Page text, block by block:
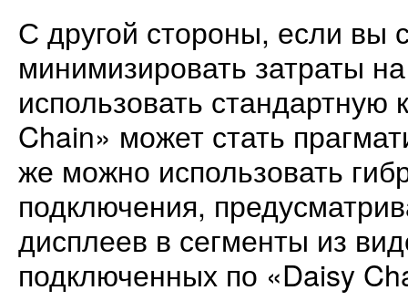
С другой стороны, если вы
минимизировать затраты
использовать
Chain» может стать
же можно использовать
подключения,
дисплеев в сегменты из
подключенных по «Daisy